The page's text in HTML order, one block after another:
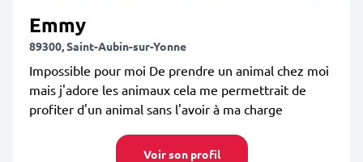
Emmy
89300, Saint-Aubin-sur-Yonne
Impossible pour moi De prendre un animal chez moi
mais j'adore les animaux cela me permettrait de
profiter d'un animal sans l'avoir à ma charge
Voir son profil